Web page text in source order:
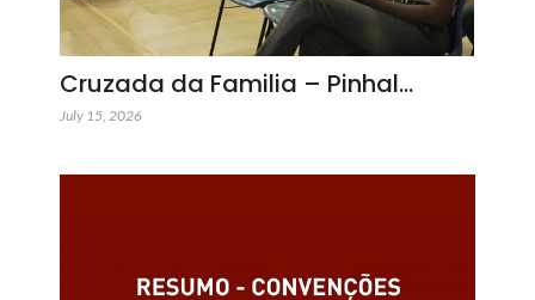
Cruzada da Familia – Pinhal…
July 15, 2026